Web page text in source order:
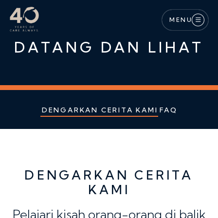
Lewati ke konten utama
MENU
DATANG DAN LIHAT
DENGARKAN CERITA KAMI FAQ
DENGARKAN CERITA
KAMI
Pelajari kisah orang-orang di balik